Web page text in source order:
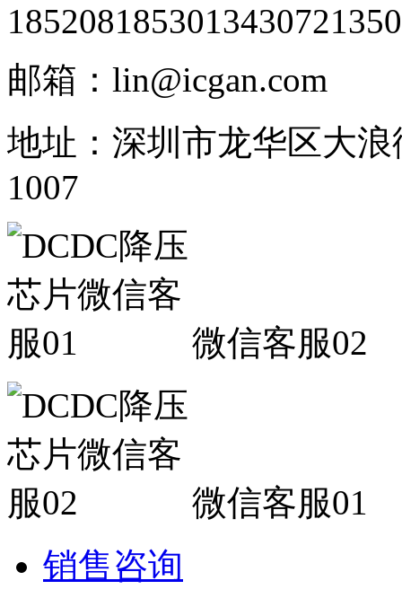
1852081853013430721350
邮箱：lin@icgan.com
地址：深圳市龙华区大
1007
微信客服02
微信客服01
销售咨询